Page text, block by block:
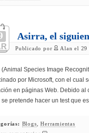
Asirra, el
Publicado por Alan el 29
(Animal Species Image
por Microsoft, con el cual
en páginas Web. Debido al
se pretende hacer un test que
Blogs ,Herramientas